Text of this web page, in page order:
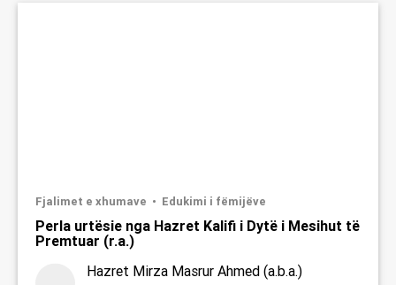
Fjalimet e xhumave Edukimi i fëmijëve
Perla urtësie nga Hazret Kalifi i Dytë i Mesihut të
Premtuar (r.a.)
Hazret Mirza Masrur Ahmed (a.b.a.)